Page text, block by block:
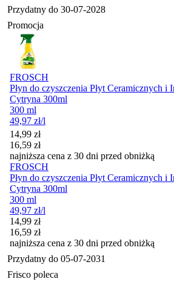
Przydatny do 30-07-2028
Promocja
FROSCH
Płyn do czyszczenia Płyt Ceramicznych
Cytryna 300ml
300 ml
49,97 zł/l
Cena promocyjna
14,99 zł
16,59 zł
najniższa cena z 30 dni przed obniżką
FROSCH
Płyn do czyszczenia Płyt Ceramicznych
Cytryna 300ml
300 ml
49,97 zł/l
Cena promocyjna
14,99 zł
16,59 zł
najniższa cena z 30 dni przed obniżką
Przydatny do 05-07-2031
Frisco poleca